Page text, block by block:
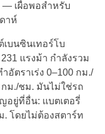
— เผื่อพอสำหรับ
าห์
เบนซินเทอร์โบ
แรงม้า กำลังรวม
อัตราเร่ง 0–100 กม./
กม./ชม. มันไม่ใช่รถ
อยู่ที่อื่น: แบตเตอรี่
. โดยไม่ต้องสตาร์ท